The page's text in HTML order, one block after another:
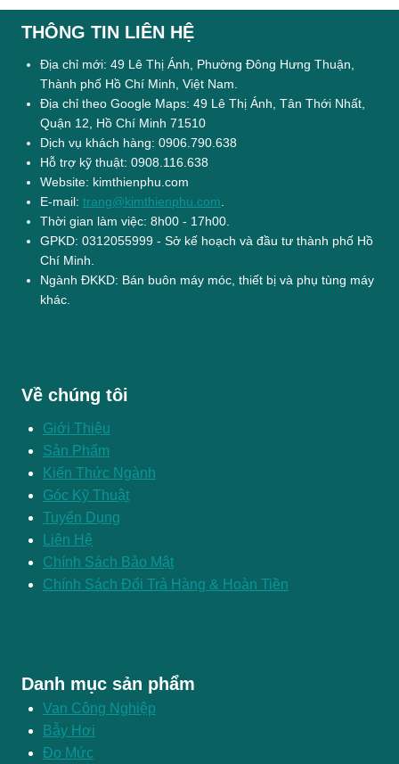
THÔNG TIN LIÊN HỆ
Địa chỉ mới: 49 Lê Thị Ánh, Phường Đông Hưng Thuận,
Thành phố Hồ Chí Minh, Việt Nam.
Địa chỉ theo Google Maps: 49 Lê Thị Ánh, Tân Thới Nhất,
Quận 12, Hồ Chí Minh 71510
Dịch vụ khách hàng: 0906.790.638
Hỗ trợ kỹ thuật: 0908.116.638
Website: kimthienphu.com
E-mail: trang@kimthienphu.com
Thời gian làm việc: 8h00 - 17h00.
GPKD: 0312055999 - Sở kế hoạch và đầu tư thành phố Hồ
Chí Minh.
Ngành ĐKKD: Bán buôn máy móc, thiết bị và phụ tùng máy
khác.
Về chúng tôi
Giới Thiệu
Sản Phẩm
Kiến Thức Ngành
Góc Kỹ Thuật
Tuyển Dụng
Liên Hệ
Chính Sách Bảo Mật
Chính Sách Đổi Trả Hàng & Hoàn Tiền
Danh mục sản phẩm
Van Công Nghiệp
Bẫy Hơi
Đo Mức